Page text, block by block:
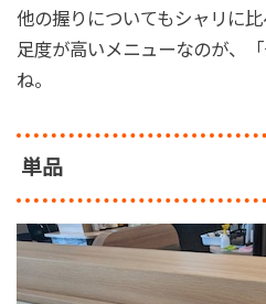
他の握りについてもシャリに
足度が高いメニューなのが、
ね。
単品